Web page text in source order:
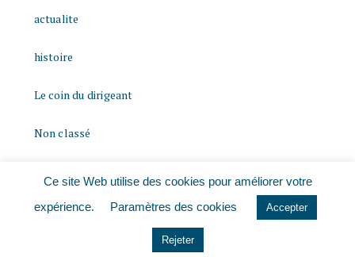
actualite
histoire
Le coin du dirigeant
Non classé
Ce site Web utilise des cookies pour améliorer votre
expérience.
Paramètres des cookies Accepter
Rejeter